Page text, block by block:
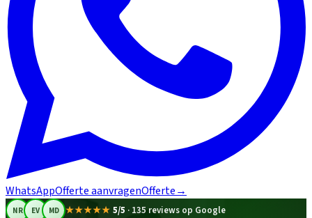
WhatsAppOfferte aanvragenOfferte→
NR EV MD ★★★★★ 5/5 · 135 reviews op Google